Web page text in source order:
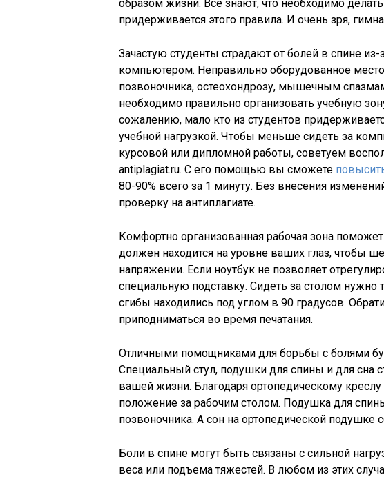
образом жизни. Все знают, что необходимо
придерживается этого правила. И очень зря,
Зачастую студенты страдают от болей в спине из-
компьютером. Неправильно оборудованное
позвоночника, остеохондрозу, мышечным
необходимо правильно организовать учебную
сожалению, мало кто из студентов
учебной нагрузкой. Чтобы меньше сидеть за
курсовой или дипломной работы, советуем
antiplagiat.ru. С его помощью вы сможете
80-90% всего за 1 минуту. Без внесения
проверку на антиплагиате.
Комфортно организованная рабочая зона
должен находится на уровне ваших глаз, чтобы
напряжении. Если ноутбук не позволяет
специальную подставку. Сидеть за столом
сгибы находились под углом в 90 градусов.
приподниматься во время печатания.
Отличными помощниками для борьбы с болями
Специальный стул, подушки для спины и для
вашей жизни. Благодаря ортопедическому
положение за рабочим столом. Подушка для
позвоночника. А сон на ортопедической
Боли в спине могут быть связаны с сильной
веса или подъема тяжестей. В любом из этих